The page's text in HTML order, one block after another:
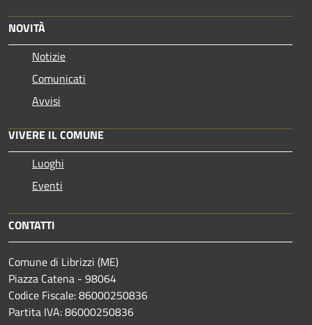
NOVITÀ
Notizie
Comunicati
Avvisi
VIVERE IL COMUNE
Luoghi
Eventi
CONTATTI
Comune di Librizzi (ME)
Piazza Catena - 98064
Codice Fiscale: 86000250836
Partita IVA: 86000250836